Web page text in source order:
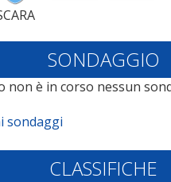
SONDAGGIO
non è in corso nessun
sondaggi
CLASSIFICHE